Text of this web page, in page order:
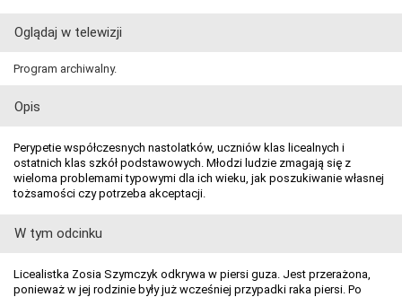
Oglądaj w telewizji
Program archiwalny.
Opis
Perypetie współczesnych nastolatków, uczniów klas licealnych i
ostatnich klas szkół podstawowych. Młodzi ludzie zmagają się z
wieloma problemami typowymi dla ich wieku, jak poszukiwanie własnej
tożsamości czy potrzeba akceptacji.
W tym odcinku
Licealistka Zosia Szymczyk odkrywa w piersi guza. Jest przerażona,
ponieważ w jej rodzinie były już wcześniej przypadki raka piersi. Po